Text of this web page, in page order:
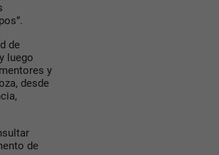
de
luego
y
desde
de